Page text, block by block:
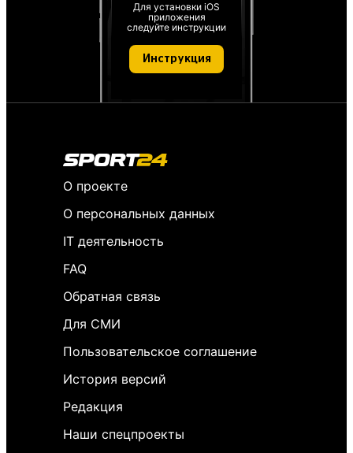
Для установки iOS
приложения
следуйте инструкции
Инструкция
О проекте
О персональных данных
IT деятельность
FAQ
Обратная связь
Для СМИ
Пользовательское соглашение
История версий
Редакция
Наши спецпроекты